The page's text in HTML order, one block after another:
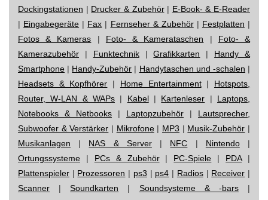
Dockingstationen | Drucker & Zubehör| E-Book- & E-Reader
| Eingabegeräte | Fax | Fernseher & Zubehör| Festplatten |
Fotos & Kameras | Foto- & Kamerataschen | Foto- &
Kamerazubehör | Funktechnik|Grafikkarten | Handy &
Smartphone | Handy-Zubehör | Handytaschen und -schalen |
Headsets & Kopfhörer | Home Entertainment| Hotspots,
Router, W-LAN & WAPs | Kabel| Kartenleser | Laptops,
Notebooks & Netbooks | Laptopzubehör | Lautsprecher,
Subwoofer & Verstärker | Mikrofone| MP3 | Musik-Zubehör |
Musikanlagen | NAS & Server| NFC | Nintendo|
Ortungssysteme | PCs & Zubehör| PC-Spiele | PDA|
Plattenspieler | Prozessoren | ps3 | ps4 | Radios| Receiver |
Scanner |Soundkarten | Soundsysteme & -bars|